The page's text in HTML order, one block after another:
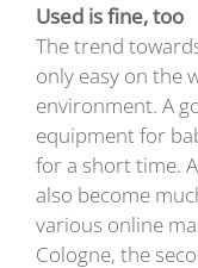
Used is fine, too
The trend
only easy on the
environment. A
equipment for
for a short time.
also become
various online
Cologne, the